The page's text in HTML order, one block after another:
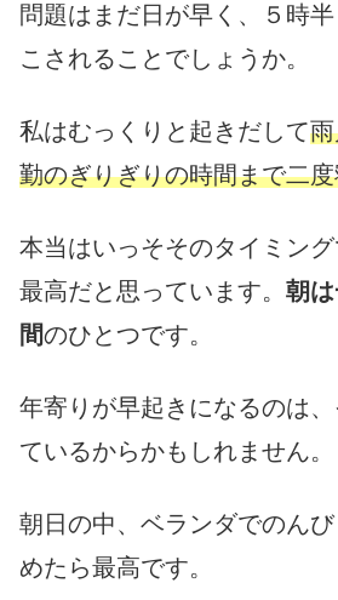
問題はまだ日が早く、５時
こされることでしょうか。
私はむっくりと起きだして
勤のぎりぎりの時間まで二
本当はいっそそのタイミン
最高だと思っています。 朝
間のひとつです。
年寄りが早起きになるのは
ているからかもしれません。
朝日の中、ベランダでのん
めたら最高です。